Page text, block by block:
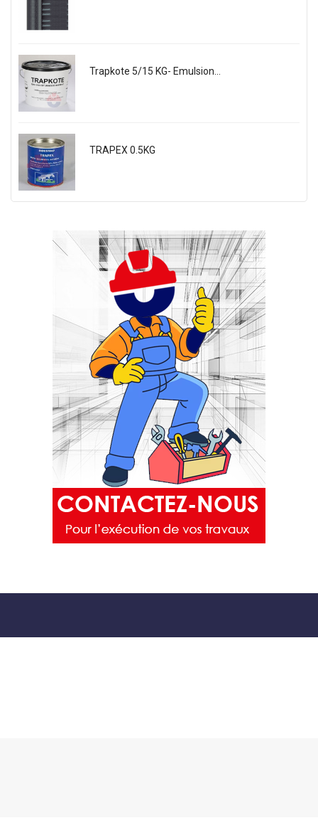
Trapkote 5/15 KG- Emulsion...
TRAPEX 0.5KG